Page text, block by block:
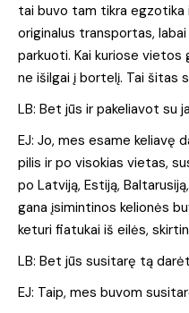
tai buvo tam tikra egzotika
originalus transportas,
parkuoti. Kai kuriose vietos
ne išilgai į bortelį. Tai šitas
LB: Bet jūs ir pakeliavot su
EJ: Jo, mes esame keliavę
pilis ir po visokias vietas,
po Latviją, Estiją,
gana įsimintinos kelionės
keturi fiatukai iš eilės,
LB: Bet jūs susitarę tą
EJ: Taip, mes buvom